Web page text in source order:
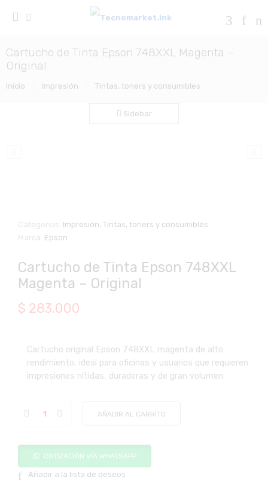
Cartucho de Tinta Epson 748XXL Magenta –
Original
Inicio Impresión Tintas, toners y consumibles
Sidebar
Categorías: Impresión ,Tintas, toners y consumibles
Marca: Epson
Cartucho de Tinta Epson 748XXL
Magenta – Original
$ 283.000
Cartucho original Epson 748XXL magenta de alto
rendimiento, ideal para oficinas y usuarios que requieren
impresiones nítidas, duraderas y de gran volumen.
AÑADIR AL CARRITO
COTIZACIÓN VÍA WHATSAPP
Añadir a la lista de deseos